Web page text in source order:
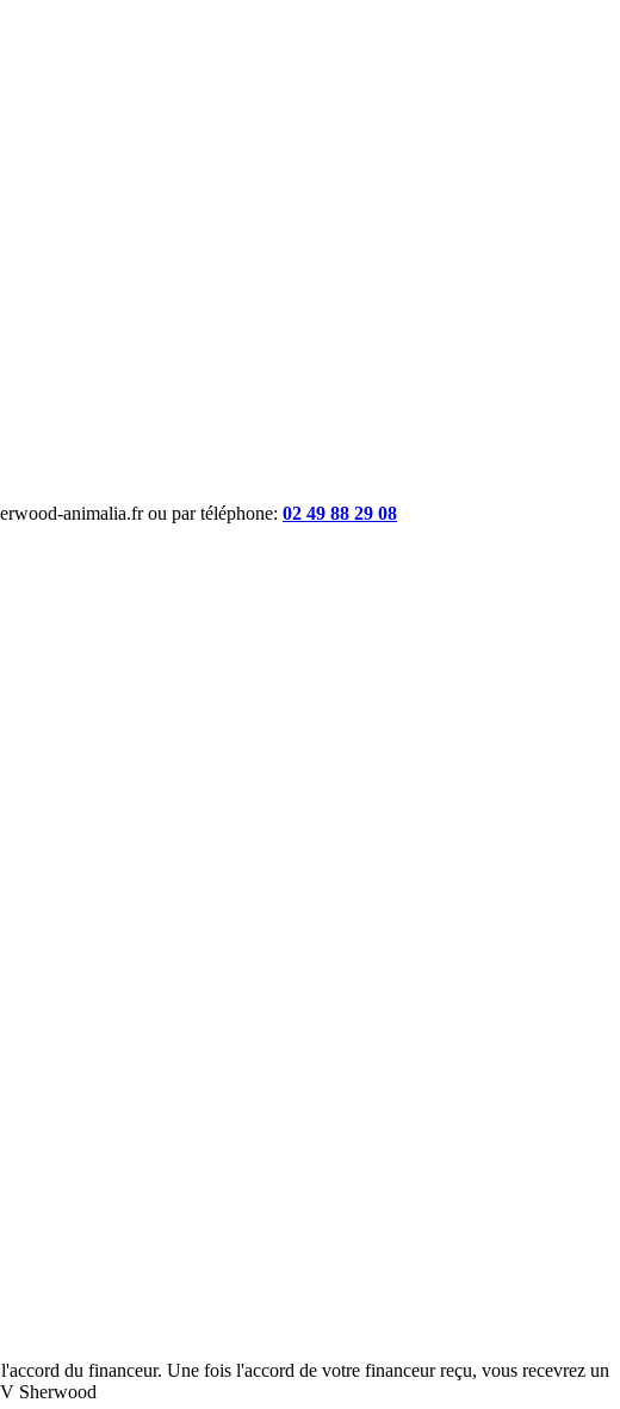
animalia.fr ou par téléphone: 02 49 88 29 08
du financeur. Une fois l'accord de votre financeur reçu, vous recevrez un
Sherwood